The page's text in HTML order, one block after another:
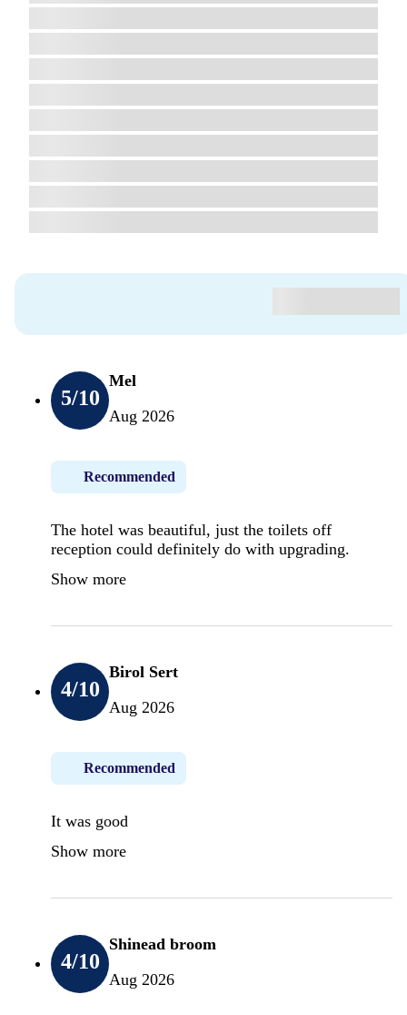
5/10
Mel
Aug 2026
Recommended
The hotel was beautiful, just the toilets off
reception could definitely do with upgrading.
Show more
4/10
Birol Sert
Aug 2026
Recommended
It was good
Show more
4/10
Shinead broom
Aug 2026